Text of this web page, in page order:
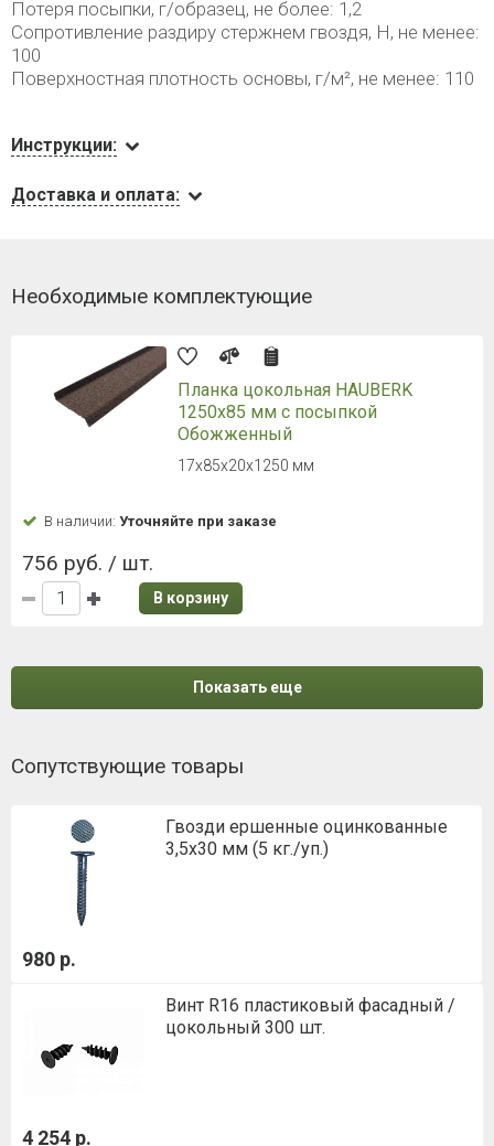
Потеря посыпки, г/образец, не более: 1,2
Сопротивление раздиру стержнем гвоздя, Н, не менее:
100
Поверхностная плотность основы, г/м², не менее: 110
Инструкции:
Доставка и оплата:
Необходимые комплектующие
Планка цокольная HAUBERK
1250х85 мм с посыпкой
Обожженный
17х85х20х1250 мм
В наличии: Уточняйте при заказе
756 руб. / шт.
В корзину
Показать еще
Сопутствующие товары
Гвозди ершенные оцинкованные
3,5х30 мм (5 кг./уп.)
980 р.
Винт R16 пластиковый фасадный /
цокольный 300 шт.
4 254 р.